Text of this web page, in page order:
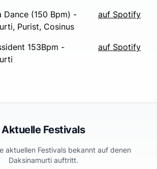
Dance (150 Bpm) -
Purist, Cosinus
auf Spotify
153Bpm -
auf Spotify
Aktuelle Festivals
aktuellen Festivals bekannt auf denen
Daksinamurtiauftritt.